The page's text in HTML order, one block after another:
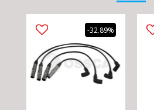
-32.89%